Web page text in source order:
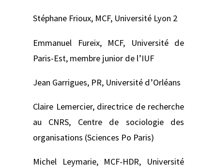
Stéphane Frioux, MCF, Université Lyon 2
Emmanuel Fureix, MCF, Université de
Paris-Est, membre junior de l’IUF
Jean Garrigues, PR, Université d’Orléans
Claire Lemercier, directrice de recherche
au CNRS, Centre de sociologie des
organisations (Sciences Po Paris)
Michel Leymarie, MCF-HDR, Université